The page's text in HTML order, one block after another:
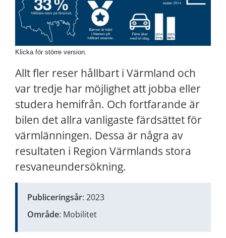
Klicka för större version.
Allt fler reser hållbart i Värmland och
var tredje har möjlighet att jobba eller
studera hemifrån. Och fortfarande är
bilen det allra vanligaste färdsättet för
värmlänningen. Dessa är några av
resultaten i Region Värmlands stora
resvaneundersökning.
Publiceringsår: 2023
Område: Mobilitet